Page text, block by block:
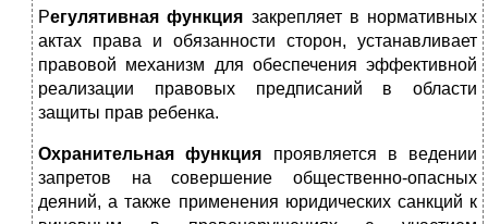
Регулятивная функция закрепляет в нормативных
актах права и обязанности сторон, устанавливает
правовой механизм для обеспечения эффективной
реализации правовых предписаний в области
защиты прав ребенка.
Охранительная функция проявляется в ведении
запретов на совершение общественно-опасных
деяний, а также применения юридических санкций к